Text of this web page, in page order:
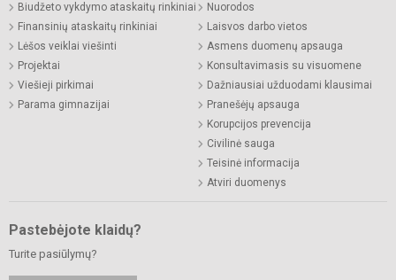
Biudžeto vykdymo ataskaitų rinkiniai
Finansinių ataskaitų rinkiniai
Lėšos veiklai viešinti
Projektai
Viešieji pirkimai
Parama gimnazijai
Nuorodos
Laisvos darbo vietos
Asmens duomenų apsauga
Konsultavimasis su visuomene
Dažniausiai užduodami klausimai
Pranešėjų apsauga
Korupcijos prevencija
Civilinė sauga
Teisinė informacija
Atviri duomenys
Pastebėjote klaidų?
Turite pasiūlymų?